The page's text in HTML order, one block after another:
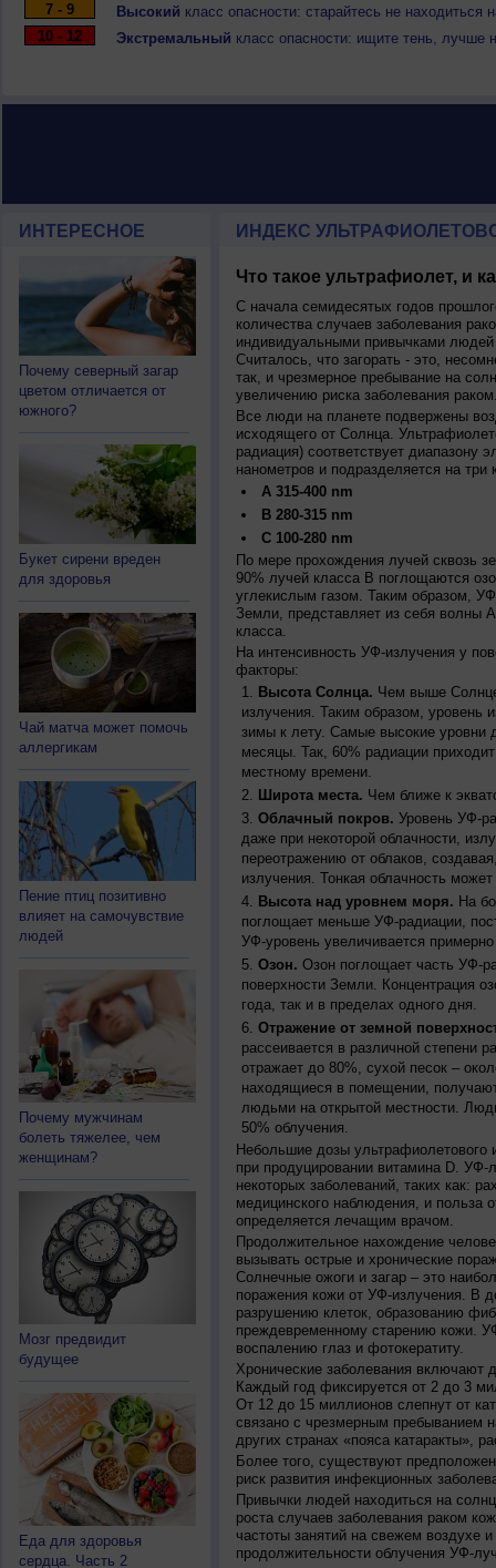
7 - 9
Высокий класс опасности: старайтесь не
10 - 12
Экстремальный класс опасности: ищите тень, лучше
ИНТЕРЕСНОЕ
Почему северный загар
цветом отличается от
южного?
Букет сирени вреден
для здоровья
Чай матча может помочь
аллергикам
Пение птиц позитивно
влияет на самочувствие
людей
Почему мужчинам
болеть тяжелее, чем
женщинам?
Мозг предвидит
будущее
Еда для здоровья
сердца. Часть 2
ИНДЕКС
Что такое ультрафиолет, и
С начала семидесятых годов
количества случаев заболевания
индивидуальными привычками
Считалось, что загорать - это,
так, и чрезмерное пребывание на
увеличению риска заболевания
Все люди на планете подвержены
исходящего от Солнца.
радиация) соответствует диапазону
нанометров и подразделяется на три
A 315-400 nm
B 280-315 nm
C 100-280 nm
По мере прохождения лучей сквозь
90% лучей класса B поглощаются
углекислым газом. Таким образом,
Земли, представляет из себя волны
класса.
На интенсивность УФ-излучения у
факторы:
Высота Солнца. Чем выше
излучения. Таким образом, уровень
зимы к лету. Самые высокие уровни
месяцы. Так, 60% радиации
местному времени.
Широта места. Чем ближе к
Облачный покров. Уровень УФ-
даже при некоторой облачности,
переотражению от облаков,
излучения. Тонкая облачность
Высота над уровнем моря. На
поглощает меньше УФ-радиации,
УФ-уровень увеличивается
Озон. Озон поглощает часть УФ-
поверхности Земли. Концентрация
года, так и в пределах одного дня.
Отражение от земной
рассеивается в различной степени
отражает до 80%, сухой песок –
находящиеся в помещении,
людьми на открытой местности.
50% облучения.
Небольшие дозы ультрафиолетового
при продуцировании витамина D.
некоторых заболеваний, таких как:
медицинского наблюдения, и польза
определяется лечащим врачом.
Продолжительное нахождение
вызывать острые и хронические
Солнечные ожоги и загар – это
поражения кожи от УФ-излучения. В
разрушению клеток, образованию
преждевременному старению кожи.
воспалению глаз и фотокератиту.
Хронические заболевания включают
Каждый год фиксируется от 2 до 3
От 12 до 15 миллионов слепнут от
связано с чрезмерным пребыванием
других странах «пояса катаракты»,
Более того, существуют
риск развития инфекционных
Привычки людей находиться на
роста случаев заболевания раком
частоты занятий на свежем воздухе
продолжительности облучения УФ-